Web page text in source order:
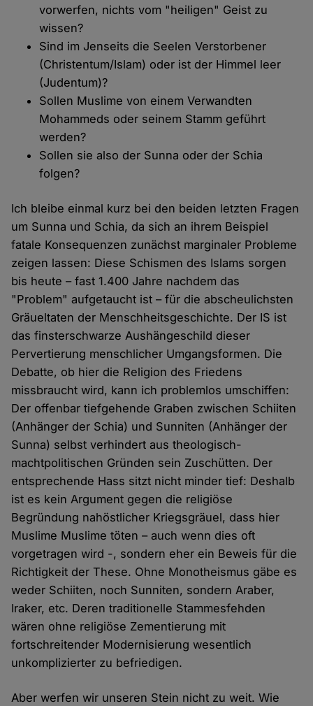
vorwerfen, nichts vom "heiligen" Geist zu
wissen?
Sind im Jenseits die Seelen Verstorbener
(Christentum/Islam) oder ist der Himmel leer
(Judentum)?
Sollen Muslime von einem Verwandten
Mohammeds oder seinem Stamm geführt
werden?
Sollen sie also der Sunna oder der Schia
folgen?
Ich bleibe einmal kurz bei den beiden letzten Fragen
um Sunna und Schia, da sich an ihrem Beispiel
fatale Konsequenzen zunächst marginaler Probleme
zeigen lassen: Diese Schismen des Islams sorgen
bis heute – fast 1.400 Jahre nachdem das
"Problem" aufgetaucht ist – für die abscheulichsten
Gräueltaten der Menschheitsgeschichte. Der IS ist
das finsterschwarze Aushängeschild dieser
Pervertierung menschlicher Umgangsformen. Die
Debatte, ob hier die Religion des Friedens
missbraucht wird, kann ich problemlos umschiffen:
Der offenbar tiefgehende Graben zwischen Schiiten
(Anhänger der Schia) und Sunniten (Anhänger der
Sunna) selbst verhindert aus theologisch-
machtpolitischen Gründen sein Zuschütten. Der
entsprechende Hass sitzt nicht minder tief: Deshalb
ist es kein Argument gegen die religiöse
Begründung nahöstlicher Kriegsgräuel, dass hier
Muslime Muslime töten – auch wenn dies oft
vorgetragen wird -, sondern eher ein Beweis für die
Richtigkeit der These. Ohne Monotheismus gäbe es
weder Schiiten, noch Sunniten, sondern Araber,
Iraker, etc. Deren traditionelle Stammesfehden
wären ohne religiöse Zementierung mit
fortschreitender Modernisierung wesentlich
unkomplizierter zu befriedigen.
Aber werfen wir unseren Stein nicht zu weit. Wie